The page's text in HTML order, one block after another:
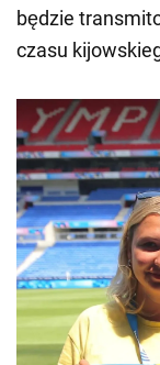
będzie
czasu